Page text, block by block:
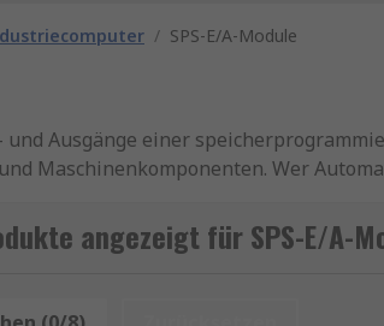
/ SPS-E/A-Module
Ausgänge einer
Maschinenkomponenten. Wer
ungeplante Stillstände die Folge
Maschinenbau und
angezeigt für SPS-E/A-